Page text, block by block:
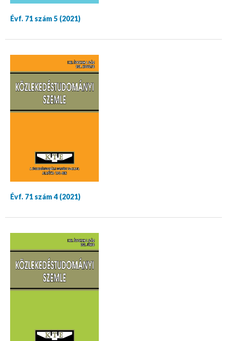
Évf. 71 szám 5 (2021)
Évf. 71 szám 4 (2021)